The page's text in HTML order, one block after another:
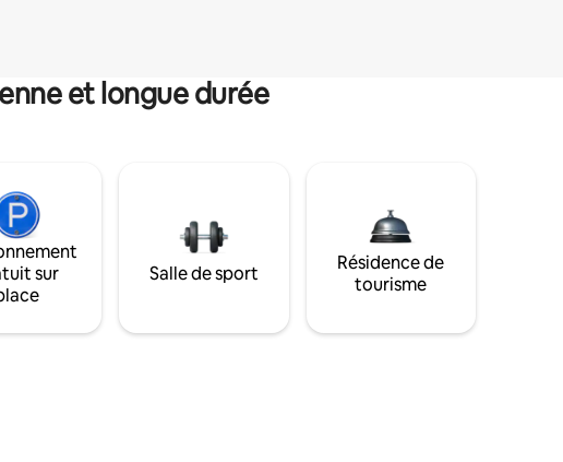
et longue durée
sur
Salle de sport
Résidence de
tourisme